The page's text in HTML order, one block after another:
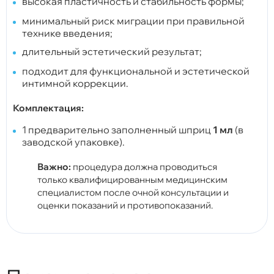
минимальный риск миграции при правильной
технике введения;
длительный эстетический результат;
подходит для функциональной и эстетической
интимной коррекции.
Комплектация:
1 предварительно заполненный шприц 1 мл (в
заводской упаковке).
Важно: процедура должна проводиться
только квалифицированным медицинским
специалистом после очной консультации и
оценки показаний и противопоказаний.